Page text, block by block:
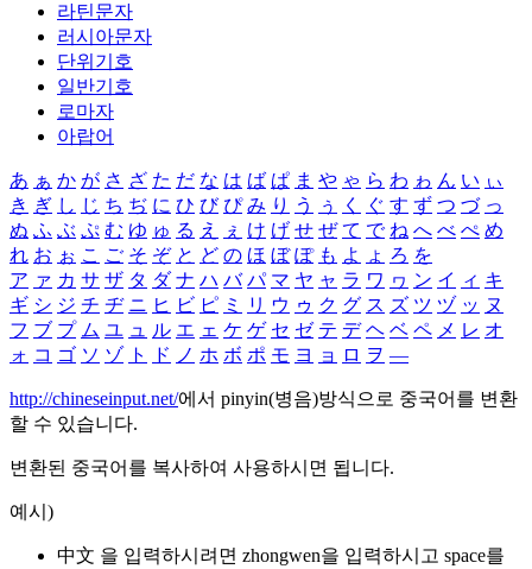
라틴문자
러시아문자
단위기호
일반기호
로마자
아랍어
あ ぁ か が さ ざ た だ な は ば ぱ ま や ゃ ら わ ゎ ん い ぃ
き ぎ し じ ち ぢ に ひ び ぴ み り う ぅ く ぐ す ず つ づ っ
ぬ ふ ぶ ぷ む ゆ ゅ る え ぇ け げ せ ぜ て で ね へ べ ぺ め
れ お ぉ こ ご そ ぞ と ど の ほ ぼ ぽ も よ ょ ろ を
ア ァ カ サ ザ タ ダ ナ ハ バ パ マ ヤ ャ ラ ワ ヮ ン イ ィ キ
ギ シ ジ チ ヂ ニ ヒ ビ ピ ミ リ ウ ゥ ク グ ス ズ ツ ヅ ッ ヌ
フ ブ プ ム ユ ュ ル エ ェ ケ ゲ セ ゼ テ デ ヘ ベ ペ メ レ オ
ォ コ ゴ ソ ゾ ト ド ノ ホ ボ ポ モ ヨ ョ ロ ヲ ―
http://chineseinput.net/에서 pinyin(병음)방식으로 중국어를 변환
할 수 있습니다.
변환된 중국어를 복사하여 사용하시면 됩니다.
예시)
中文 을 입력하시려면 zhongwen을 입력하시고 space를